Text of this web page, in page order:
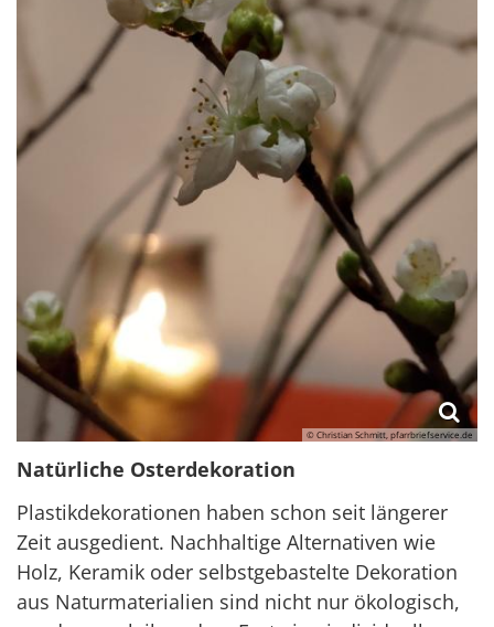
© Christian Schmitt, pfarrbriefservice.de
Natürliche Osterdekoration
Plastikdekorationen haben schon seit längerer
Zeit ausgedient. Nachhaltige Alternativen wie
Holz, Keramik oder selbstgebastelte Dekoration
aus Naturmaterialien sind nicht nur ökologisch,